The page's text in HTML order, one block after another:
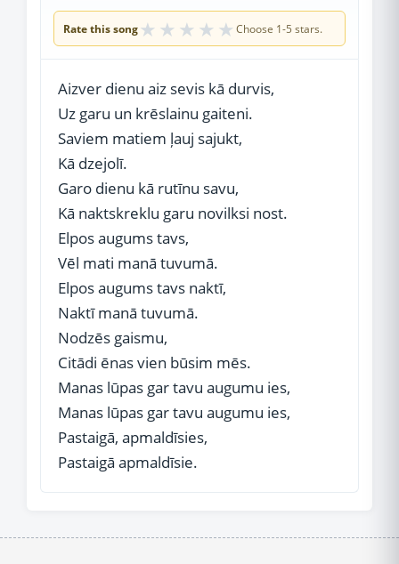
Rate this song★ ★ ★ ★ ★ Choose 1-5 stars.
Aizver dienu aiz sevis kā durvis,
Uz garu un krēslainu gaiteni.
Saviem matiem ļauj sajukt,
Kā dzejolī.
Garo dienu kā rutīnu savu,
Kā naktskreklu garu novilksi nost.
Elpos augums tavs,
Vēl mati manā tuvumā.
Elpos augums tavs naktī,
Naktī manā tuvumā.
Nodzēs gaismu,
Citādi ēnas vien būsim mēs.
Manas lūpas gar tavu augumu ies,
Manas lūpas gar tavu augumu ies,
Pastaigā, apmaldīsies,
Pastaigā apmaldīsie.